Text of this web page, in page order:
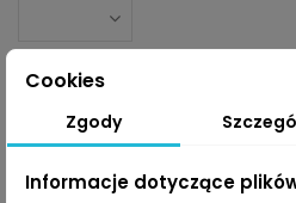
Cookies
Zgody
Informacje dotyczące